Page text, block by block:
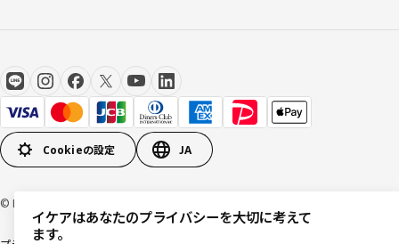
Cookieの設定 JA
© Inter IKEA Systems B.V 1999-2026
イケアはあなたのプライバシーを大切に考えて
ます。